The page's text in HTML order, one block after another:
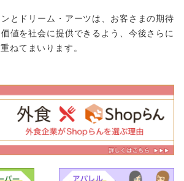
とドリーム・アーツは、お客さまの期待
値を社会に提供できるよう、今後さらに
ねてまいります。